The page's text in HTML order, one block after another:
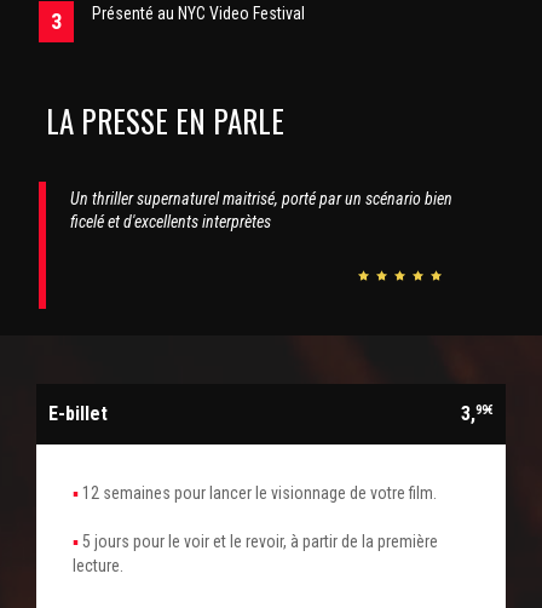
Présenté au NYC Video Festival
LA PRESSE EN PARLE
Un thriller supernaturel maitrisé, porté par un scénario bien
ficelé et d'excellents interprètes
E-billet 3,99€
12 semaines pour lancer le visionnage de votre film.
5 jours pour le voir et le revoir, à partir de la première
lecture.